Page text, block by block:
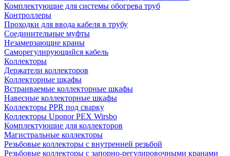
Комплектующие для системы обогрева труб
Контроллеры
Проходки для ввода кабеля в трубу
Соединительные муфты
Незамерзающие краны
Саморегулирующийся кабель
Коллекторы
Держатели коллекторов
Коллекторные шкафы
Встраиваемые коллекторные шкафы
Навесные коллекторные шкафы
Коллекторы PPR под сварку
Коллекторы Uponor PEX Wirsbo
Комплектующие для коллекторов
Магистральные коллекторы
Резьбовые коллекторы с внутренней резьбой
Резьбовые коллекторы с запорно-регулировочными кранами